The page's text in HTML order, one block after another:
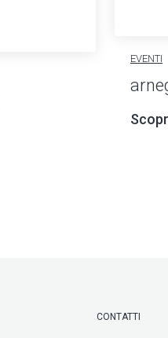
EVENTI
CONTATTI